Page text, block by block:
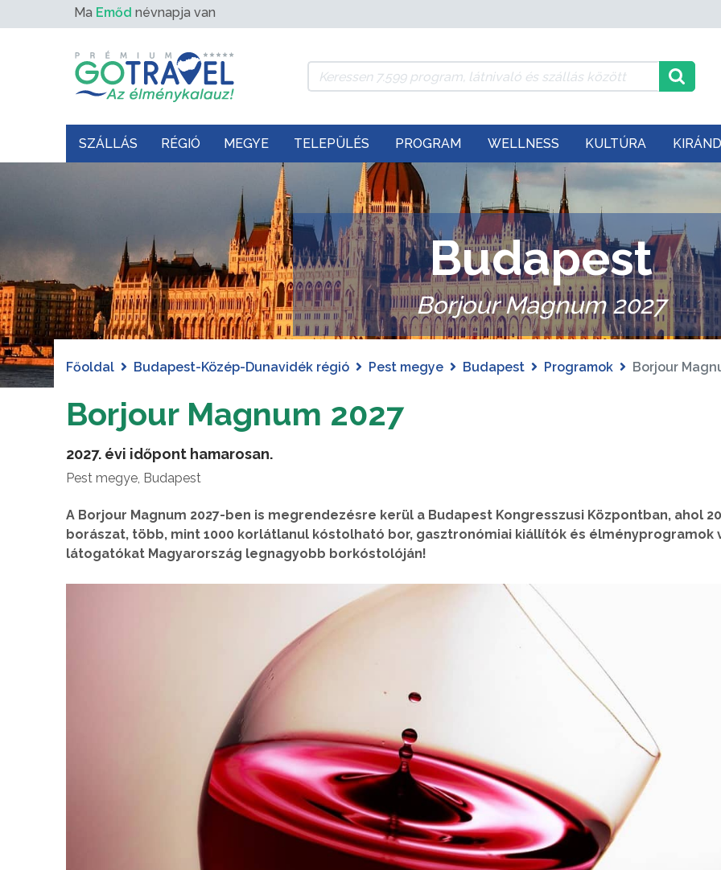
Ma Emőd névnapja van
SZÁLLÁS RÉGIÓ MEGYE TELEPÜLÉS PROGRAM WELLNESS KULTÚRA
Budapest
Borjour Magnum 2027
Főoldal Budapest-Közép-Dunavidék régió Pest megye Budapest Programok Borjour
Borjour Magnum 2027
2027. évi időpont hamarosan.
Pest megye, Budapest
A Borjour Magnum 2027-ben is megrendezésre kerül a Budapest Kongresszusi Központban, ahol
borászat, több, mint 1000 korlátlanul kóstolható bor, gasztronómiai kiállítók és élményprogramok
látogatókat Magyarország legnagyobb borkóstolóján!